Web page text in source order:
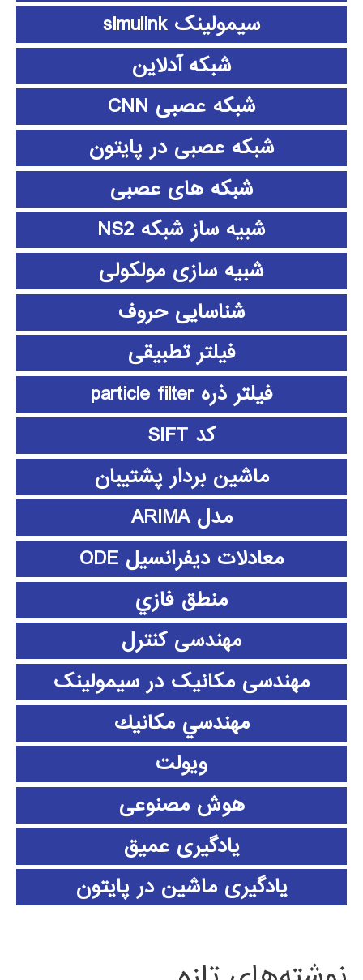
سیمولینک simulink
شبکه آدلاین
شبکه عصبی CNN
شبکه عصبی در پایتون
شبکه های عصبی
شبیه ساز شبکه NS2
شبیه سازی مولکولی
شناسایی حروف
فیلتر تطبیقی
فیلتر ذره particle filter
کد SIFT
ماشین بردار پشتیبان
مدل ARIMA
معادلات دیفرانسیل ODE
منطق فازي
مهندسی کنترل
مهندسی مکانیک در سیمولینک
مهندسي مكانيك
ویولت
هوش مصنوعی
یادگیری عمیق
یادگیری ماشین در پایتون